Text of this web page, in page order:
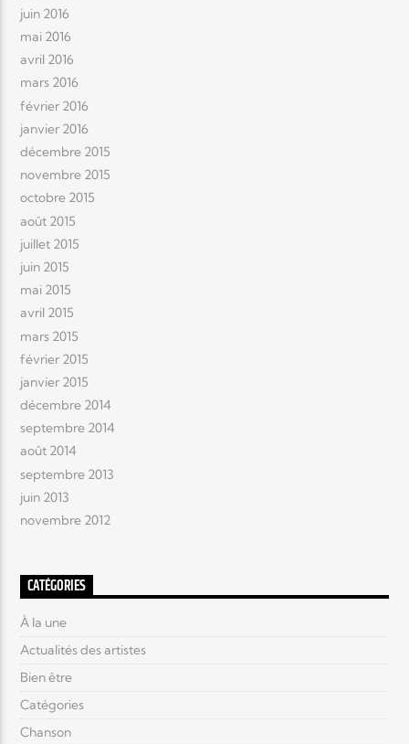
juin 2016
mai 2016
avril 2016
mars 2016
février 2016
janvier 2016
décembre 2015
novembre 2015
octobre 2015
août 2015
juillet 2015
juin 2015
mai 2015
avril 2015
mars 2015
février 2015
janvier 2015
décembre 2014
septembre 2014
août 2014
septembre 2013
juin 2013
novembre 2012
CATÉGORIES
À la une
Actualités des artistes
Bien être
Catégories
Chanson